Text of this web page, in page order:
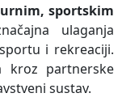
sportskim
ulaganja
i rekreaciji.
kroz partnerske
sustav.